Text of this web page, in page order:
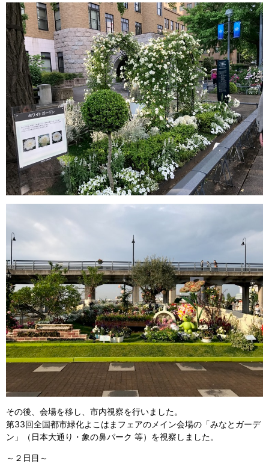
その後、会場を移し、市内視察を行いました。
第33回全国都市緑化よこはまフェアのメイン会場の「みなとガーデ
ン」（日本大通り・象の鼻パーク 等）を視察しました。
～２日目～